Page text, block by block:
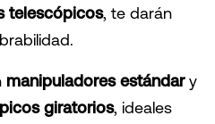
telescópicos, te darán
manipuladores estándary
giratorios, ideales